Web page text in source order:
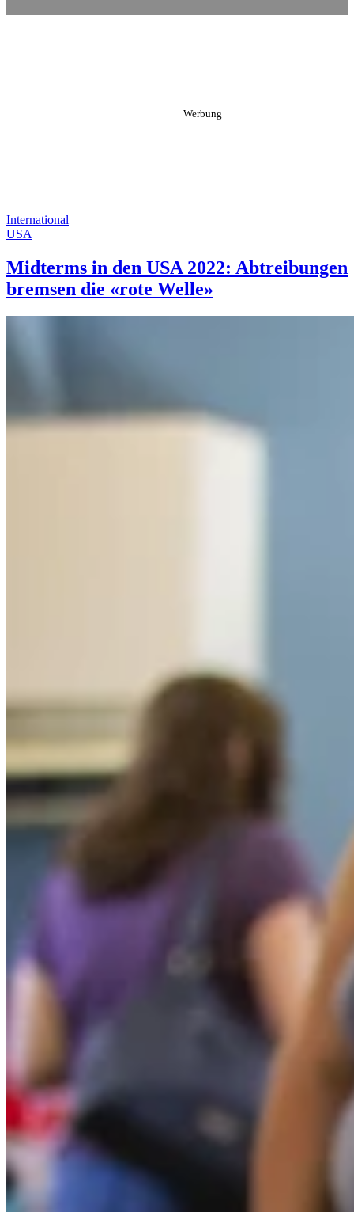
International
USA
Midterms in den USA 2022: Abtreibungen
bremsen die «rote Welle»